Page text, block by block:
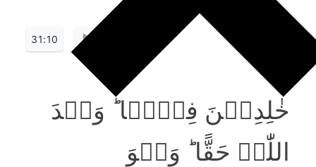
31:10
خٰلِدِیۡنَ فِیۡہَا ؕ وَعۡدَ
اللّٰہِ حَقًّا ؕ وَہُوَ